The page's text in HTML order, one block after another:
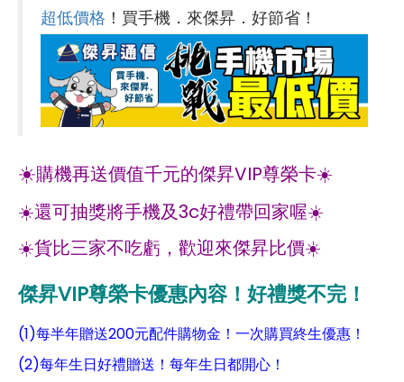
超低價格 ！買手機．來傑昇．好節省！
☀️購機再送價值千元的傑昇VIP尊榮卡☀️
☀️還可抽獎將手機及3c好禮帶回家喔☀️
☀️貨比三家不吃虧，歡迎來傑昇比價☀️
傑昇VIP尊榮卡優惠內容！好禮獎不完！
(1)每半年贈送200元配件購物金！一次購買終生優惠！
(2)每年生日好禮贈送！每年生日都開心！